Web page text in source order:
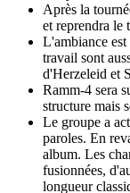
Après la
et reprendra le
L'ambiance est
travail sont
d'Herzeleid et
Ramm-4 sera
structure mais
Le groupe a
paroles. En
album. Les
fusionnées,
longueur